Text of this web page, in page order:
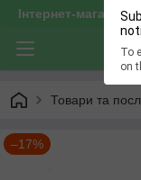
To
on
Інтернет-магазин
Товари та
–17%